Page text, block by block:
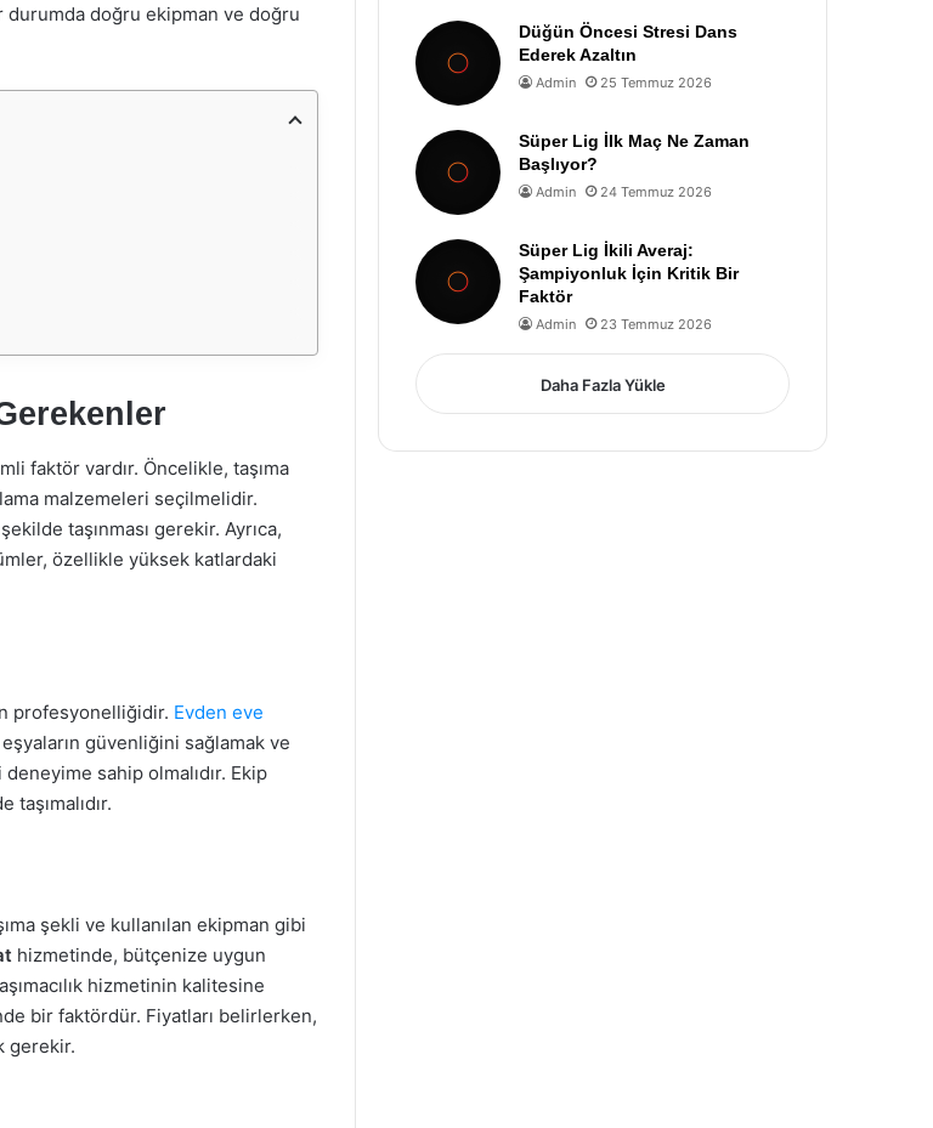
durumda doğru ekipman ve doğru
faktör vardır. Öncelikle, taşıma
malzemeleri seçilmelidir.
taşınması gerekir. Ayrıca,
özellikle yüksek katlardaki
profesyonelliğidir. Evden eve
güvenliğini sağlamak ve
sahip olmalıdır. Ekip
taşımalıdır.
şekli ve kullanılan ekipman gibi
hizmetinde, bütçenize uygun
hizmetinin kalitesine
bir faktördür. Fiyatları belirlerken,
gerekir.
Düğün Öncesi Stresi Dans
Ederek Azaltın
Admin 25 Temmuz 2026
Süper Lig İlk Maç Ne Zaman
Başlıyor?
Admin 24 Temmuz 2026
Süper Lig İkili Averaj:
Şampiyonluk İçin Kritik Bir
Faktör
Admin 23 Temmuz 2026
Daha Fazla Yükle